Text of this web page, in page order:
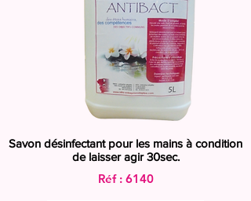
Savon désinfectant pour les mains à condition
de laisser agir 30sec.
Réf : 6140